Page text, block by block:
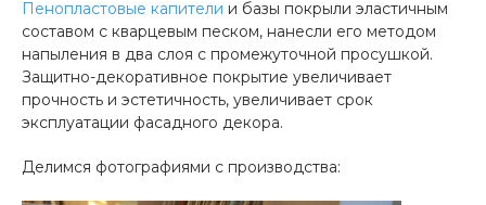
Пенопластовые капители и базы покрыли эластичным
составом с кварцевым песком, нанесли его методом
напыления в два слоя с промежуточной просушкой.
Защитно-декоративное покрытие увеличивает
прочность и эстетичность, увеличивает срок
эксплуатации фасадного декора.
Делимся фотографиями с производства: